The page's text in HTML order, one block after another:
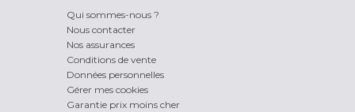
Qui sommes-nous ?
Nous contacter
Nos assurances
Conditions de vente
Données personnelles
Gérer mes cookies
Garantie prix moins cher